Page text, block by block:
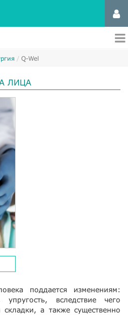
Q-Wel
ЛИЦА
поддается изменениям:
упругость, вследствие чего
а также существенно